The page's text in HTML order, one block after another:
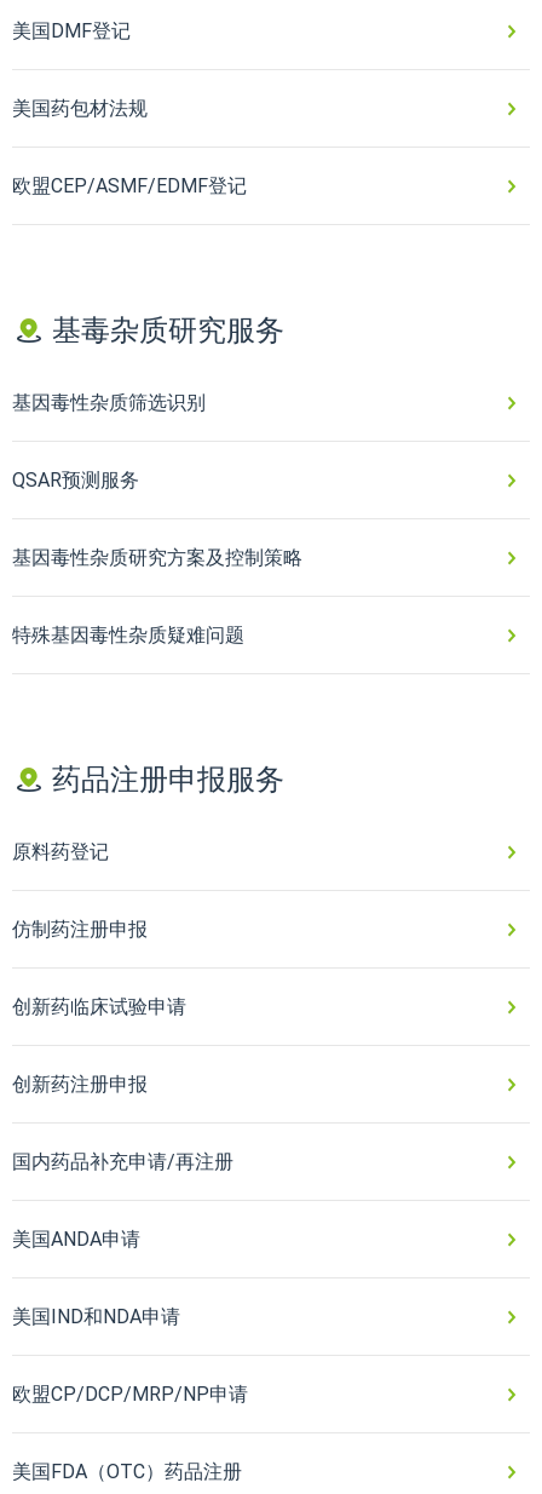
美国DMF登记
美国药包材法规
欧盟CEP/ASMF/EDMF登记
基毒杂质研究服务
基因毒性杂质筛选识别
QSAR预测服务
基因毒性杂质研究方案及控制策略
特殊基因毒性杂质疑难问题
药品注册申报服务
原料药登记
仿制药注册申报
创新药临床试验申请
创新药注册申报
国内药品补充申请/再注册
美国ANDA申请
美国IND和NDA申请
欧盟CP/DCP/MRP/NP申请
美国FDA（OTC）药品注册